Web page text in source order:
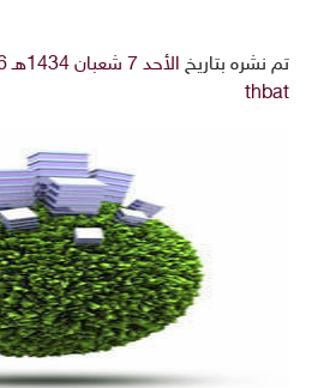
تم نشره بتاريخ الأحد 7 شعبان 1434هـ 16-6-2013م
thbat